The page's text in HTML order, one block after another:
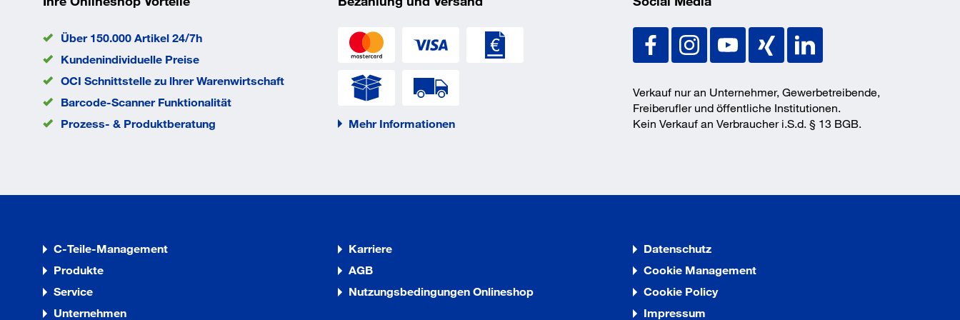
Wendeschalter für Rechts-/Linkslauf. Pilzdruckschalter (verrastend) für NOT-AUS.
elektrischer Absicherung. Schutzklasse IP 54. Säulendurchmesser 115 mm.
Über 150.000 Artikel 24/7h
Kundenindividuelle Preise
OCI Schnittstelle zu lhrer Warenwirtschaft
Barcode-Scanner Funktionalität
Prozess- & Produktberatung
Mehr Informationen
Verkauf nur an Unternehmer, Gewerbetreibende,
Freiberufler und öffentliche Institutionen.
Kein Verkauf an Verbraucher i.S.d. § 13 BGB.
C-Teile-Management
Produkte
Service
Unternehmen
Karriere
AGB
Nutzungsbedingungen Onlineshop
Datenschutz
Cookie Management
Cookie Policy
Impressum